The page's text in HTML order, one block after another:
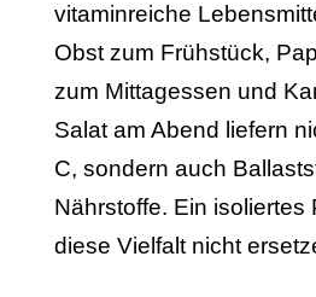
vitaminreiche
Obst zum Frühstück,
zum Mittagessen und
Salat am Abend liefern
C, sondern auch
Nährstoffe. Ein isoliertes
diese Vielfalt nicht